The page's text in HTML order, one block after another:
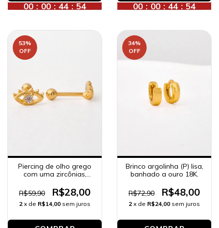
00 : 00 : 44 : 52 00 : 00 : 44 : 52
53%
OFF
Piercing de olho grego
com uma zircônias,
R$59,90
R$28,00
2 x de R$14,00 sem juros
34%
OFF
Brinco argolinha (P) lisa,
banhado a ouro 18K.
R$72,90 R$48,00
2 x de R$24,00 sem juros